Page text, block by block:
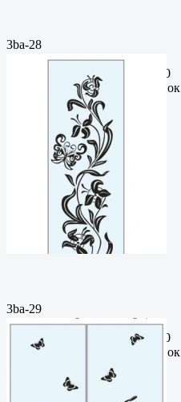
3ba-28
Пескоструйный
рисунокФормат: cdrЦена: 200
руб.Метки: векторный рисунок
3ba-29
Пескоструйный
рисунокФормат: cdrЦена: 200
руб.Метки: векторный рисунок